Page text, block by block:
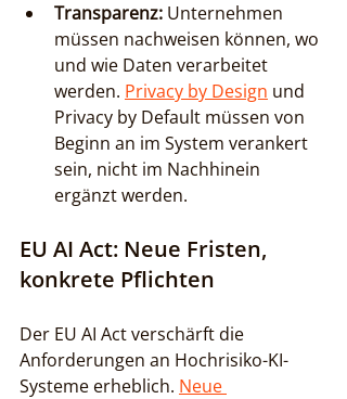
Transparenz: Unternehmen
müssen nachweisen können, wo
und wie Daten verarbeitet
werden. Privacy by Design und
Privacy by Default müssen von
Beginn an im System verankert
sein, nicht im Nachhinein
ergänzt werden.
EU AI Act: Neue Fristen,
konkrete Pflichten
Der EU AI Act verschärft die
Anforderungen an Hochrisiko-KI-
Systeme erheblich. Neue